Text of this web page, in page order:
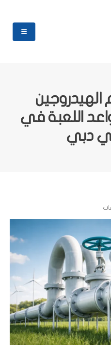
الهيدروجين
اللعبة في
دبي